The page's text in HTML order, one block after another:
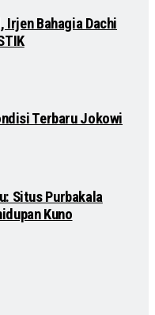
Bahagia Dachi
Terbaru Jokowi
Situs Purbakala
Kuno